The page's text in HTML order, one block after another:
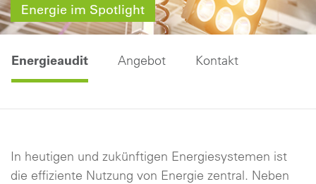
Energie im Spotlight
Energieaudit Angebot Kontakt
In heutigen und zukünftigen Energiesystemen ist
die effiziente Nutzung von Energie zentral. Neben